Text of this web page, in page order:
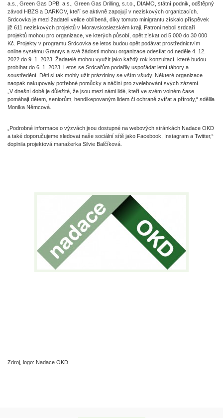
a.s., Green Gas DPB, a.s., Green Gas Drilling, s.r.o., DIAMO, státní podnik, odštěpný
závod HBZS a DARKOV, kteří se aktivně zapojují v neziskových organizacích.
Srdcovka je mezi žadateli velice oblíbená, díky tomuto minigrantu získalo příspěvek
již 611 neziskových projektů v Moravskoslezském kraji. Patroni neboli srdcaři
projektů mohou pro organizace, ve kterých působí, opět získat od 5 000 do 30 000
Kč. Projekty v programu Srdcovka se letos budou opět podávat prostřednictvím
online systému Grantys a své žádosti mohou organizace odesílat od neděle 4. 12.
2022 do 9. 1. 2023. Žadatelé mohou využít jako každý rok konzultací, které budou
probíhat do 6. 1. 2023. Letos se Srdcařům podařily uspořádat letní tábory a
soustředění. Děti si tak mohly užít prázdniny se vším všudy. Některé organizace
naopak nakupovaly potřebné pomůcky a náčiní pro zvelebování svých zázemí.
„V dnešní době je důležité, že jsou mezi námi lidé, kteří ve svém volném čase
pomáhají dětem, seniorům, hendikepovaným lidem či ochraně zvířat a přírody,“ sdělila
Monika Němcová.
„Podrobné informace o výzvách jsou dostupné na webových stránkách Nadace OKD
a také doporučujeme sledovat naše sociální sítě jako Facebook, Instagram a Twitter,“
doplnila projektová manažerka Silvie Balčíková.
Zdroj, logo: Nadace OKD